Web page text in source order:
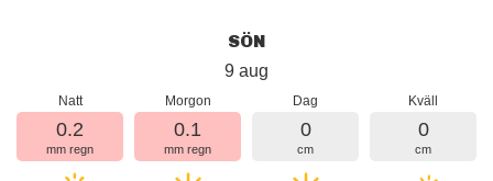
SÖN
9 aug
Natt
0.2
mm regn
Morgon
0.1
mm regn
Dag
0
cm
Kväll
0
cm